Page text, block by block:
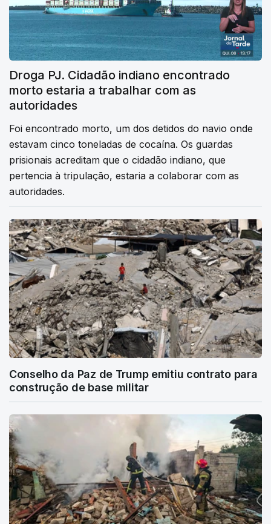
Droga PJ. Cidadão indiano encontrado
morto estaria a trabalhar com as
autoridades
Foi encontrado morto, um dos detidos do navio onde
estavam cinco toneladas de cocaína. Os guardas
prisionais acreditam que o cidadão indiano, que
pertencia à tripulação, estaria a colaborar com as
autoridades.
Conselho da Paz de Trump emitiu contrato para
construção de base militar